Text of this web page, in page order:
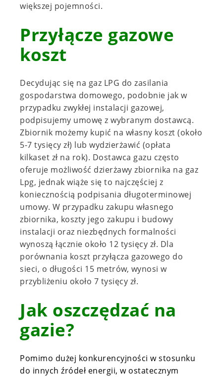
większej pojemności.
Przyłącze gazowe
koszt
Decydując się na gaz LPG do zasilania
gospodarstwa domowego, podobnie jak w
przypadku zwykłej instalacji gazowej,
podpisujemy umowę z wybranym dostawcą.
Zbiornik możemy kupić na własny koszt (około
5-7 tysięcy zł) lub wydzierżawić (opłata
kilkaset zł na rok). Dostawca gazu często
oferuje możliwość dzierżawy zbiornika na gaz
Lpg, jednak wiąże się to najczęściej z
koniecznością podpisania długoterminowej
umowy. W przypadku zakupu własnego
zbiornika, koszty jego zakupu i budowy
instalacji oraz niezbędnych formalności
wynoszą łącznie około 12 tysięcy zł. Dla
porównania koszt przyłącza gazowego do
sieci, o długości 15 metrów, wynosi w
przybliżeniu około 7 tysięcy zł.
Jak oszczędzać na
gazie?
Pomimo dużej konkurencyjności w stosunku
do innych źródeł energii, w ostatecznym